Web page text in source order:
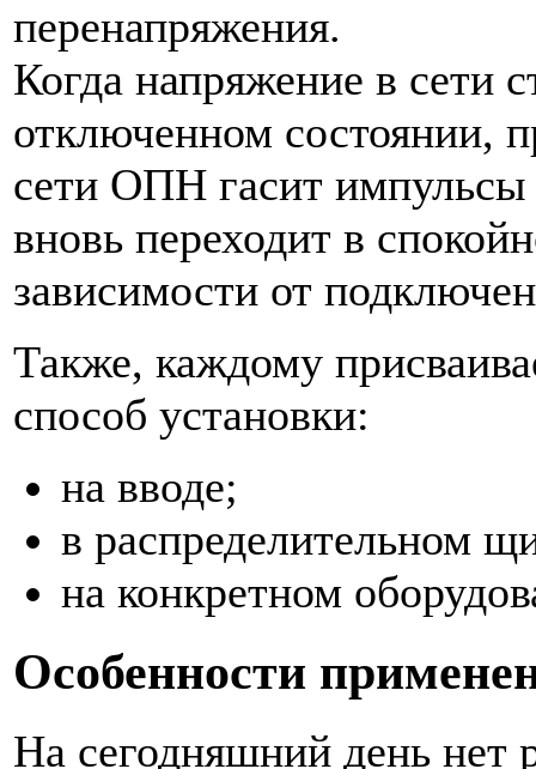
перенапряжения.
Когда напряжение в сети
отключенном состоянии,
сети ОПН гасит импульсы
вновь переходит в
зависимости от
Также, каждому
способ установки:
на вводе;
в распределительном
на конкретном
Особенности
На сегодняшний день нет